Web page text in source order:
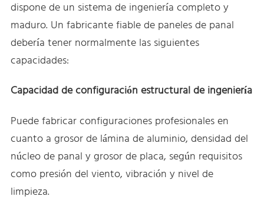
dispone de un sistema de ingeniería completo y
maduro. Un fabricante fiable de paneles de panal
debería tener normalmente las siguientes
capacidades:
Capacidad de configuración estructural de ingeniería
Puede fabricar configuraciones profesionales en
cuanto a grosor de lámina de aluminio, densidad del
núcleo de panal y grosor de placa, según requisitos
como presión del viento, vibración y nivel de
limpieza.